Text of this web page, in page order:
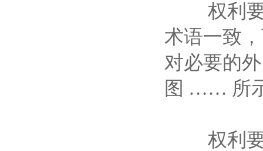
权利要
术语一致
对必要的
图 …… 所
权利要